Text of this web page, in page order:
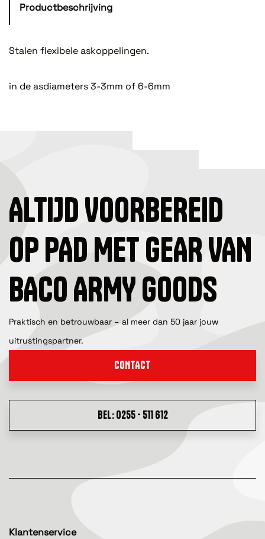
Productbeschrijving
Stalen flexibele askoppelingen.
in de asdiameters 3-3mm of 6-6mm
ALTIJD VOORBEREID
OP PAD MET GEAR VAN
BACO ARMY GOODS
Praktisch en betrouwbaar – al meer dan 50 jaar jouw
uitrustingspartner.
CONTACT
BEL: 0255 - 511 612
Klantenservice